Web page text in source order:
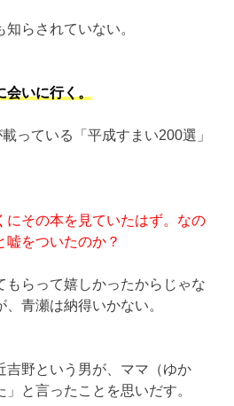
らされていない。
いに行く。
っている「平成すまい200選」
にその本を見ていたはず。なの
嘘をついたのか？
もらって嬉しかったからじゃな
青瀬は納得いかない。
吉野という男が、ママ（ゆか
と言ったことを思いだす。